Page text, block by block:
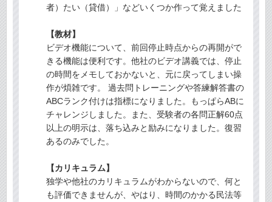
者）たい（貸借）」などいくつか作って覚えました
【教材】
ビデオ機能について、前回停止時点からの再開がで
きる機能は便利です。他社のビデオ講義では、停止
の時間をメモしておかないと、元に戻ってしまい操
作が煩雑です。 過去問トレーニングや答練解答書の
ABCランク付けは指標になりました。もっぱらABに
チャレンジしました。また、受験者の各問正解60点
以上の明示は、落ち込みと励みになりました。復習
あるのみでした。
【カリキュラム】
独学や他社のカリキュラムがわからないので、何と
も評価できませんが、やはり、時間のかかる民法等